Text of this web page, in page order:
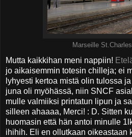
Marseille St.Charles
Mutta kaikkihan meni nappiin!
jo aikaisemmin totesin chilleja; ei
lyhyesti kertoa mistä olin tulossa
juna oli myöhässä, niin SNCF
mulle valmiiksi printatun lipun ja
silleen ahaaaa, Merci! : D. Sitten
huomasin että hän antoi minulle
ihihih. Eli en ollutkaan oikeastaan